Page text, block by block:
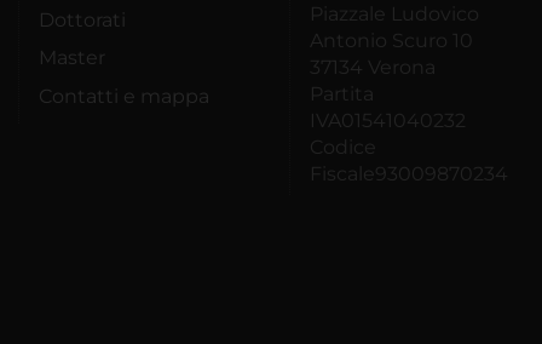
Dottorati
Master
Contatti e mappa
Piazzale Ludovico
Antonio Scuro 10
37134 Verona
Partita
IVA01541040232
Codice
Fiscale93009870234